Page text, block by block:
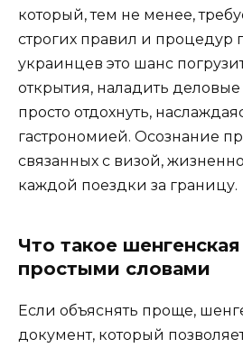
который, тем не менее,
строгих правил и процедур
украинцев это шанс
открытия, наладить
просто отдохнуть,
гастрономией. Осознание
связанных с визой,
каждой поездки за границу.
Что такое шенгенская
простыми словами
Если объяснять проще,
документ, который